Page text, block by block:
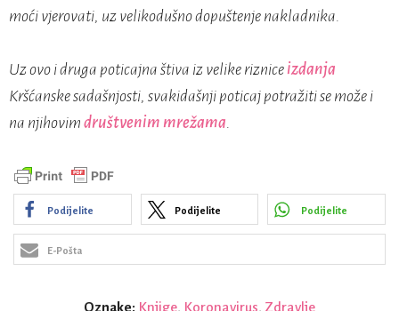
moći vjerovati, uz velikodušno dopuštenje nakladnika.
Uz ovo i druga poticajna štiva iz velike riznice izdanja
Kršćanske sadašnjosti, svakidašnji poticaj potražiti se može i
na njihovim društvenim mrežama.
Podijelite Podijelite Podijelite
E-Pošta
Oznake: Knjige, Koronavirus, Zdravlje